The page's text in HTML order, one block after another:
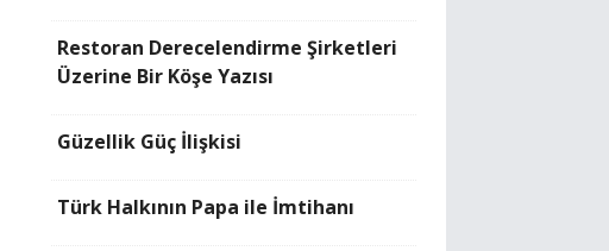
Restoran Derecelendirme Şirketleri
Üzerine Bir Köşe Yazısı
Güzellik Güç İlişkisi
Türk Halkının Papa ile İmtihanı